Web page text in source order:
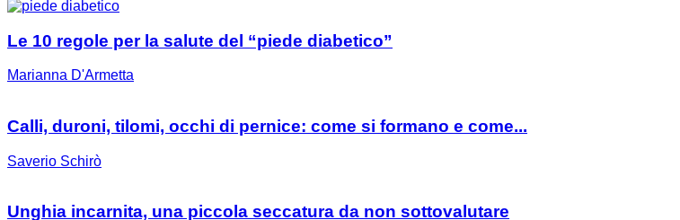
Le 10 regole per la salute del “piede diabetico”
Marianna D'Armetta
Calli, duroni, tilomi, occhi di pernice: come si formano e come...
Saverio Schirò
Unghia incarnita, una piccola seccatura da non sottovalutare